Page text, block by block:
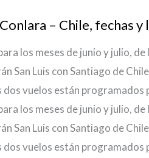
– Chile, fechas y
los meses de junio y julio,
San Luis con Santiago de
vuelos están programados
los meses de junio y julio,
San Luis con Santiago de
vuelos están programados